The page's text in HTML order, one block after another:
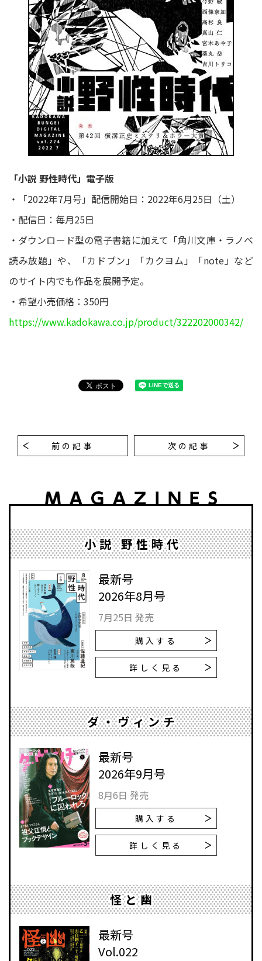
「小説 野性時代」電子版
・「2022年7月号」配信開始日：2022年6月25日（土）
・配信日：毎月25日
・ダウンロード型の電子書籍に加えて「角川文庫・ラノベ
読み放題」や、「カドブン」「カクヨム」「note」など
のサイト内でも作品を展開予定。
・希望小売価格：350円
https://www.kadokawa.co.jp/product/322202000342/
前の記事 次の記事
小説 野性時代
最新号
2026年8月号
7月25日 発売
購入する
詳しく見る
ダ・ヴィンチ
最新号
2026年9月号
8月6日 発売
購入する
詳しく見る
怪と幽
最新号
Vol.022